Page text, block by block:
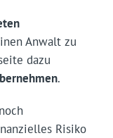
Anwalt zu
dazu
.
Risiko